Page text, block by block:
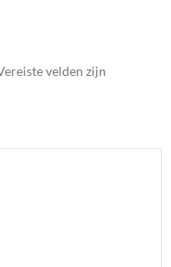
velden zijn